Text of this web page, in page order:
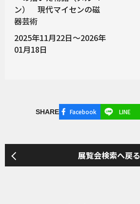
ン） 現代マイセンの磁
器芸術
2025年11月22日～2026年
01月18日
SHARE Facebook LINE
展覧会検索へ戻る